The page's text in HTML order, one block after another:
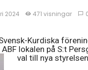
2024 471 visningar
Kurdiska
lokalen på S:t
val till nya